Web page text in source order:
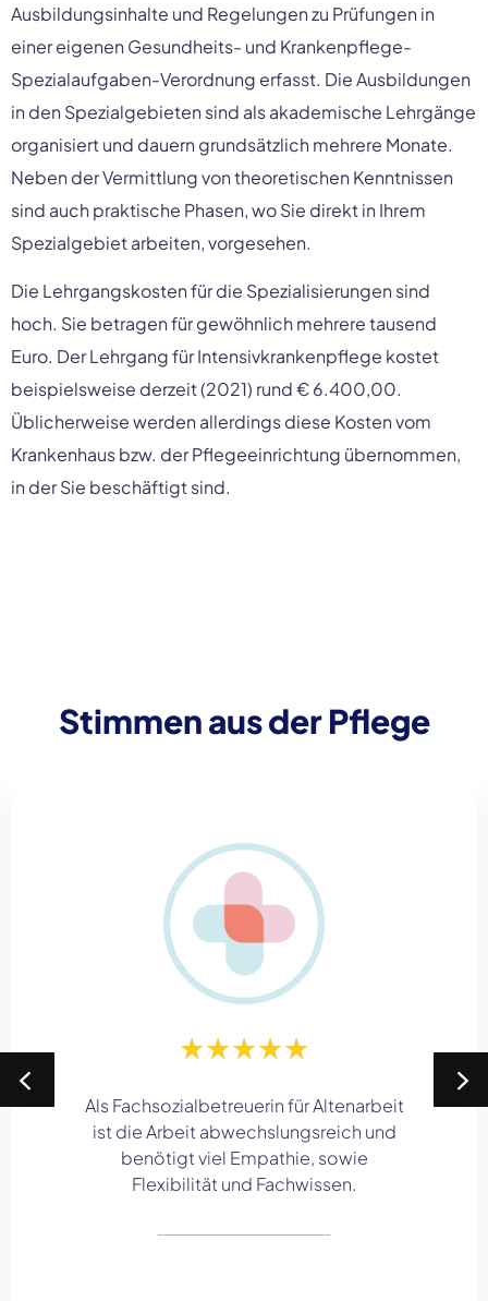
Ausbildungsinhalte und Regelungen zu Prüfungen in
einer eigenen Gesundheits- und Krankenpflege-
Spezialaufgaben-Verordnung erfasst. Die Ausbildungen
in den Spezialgebieten sind als akademische Lehrgänge
organisiert und dauern grundsätzlich mehrere Monate.
Neben der Vermittlung von theoretischen Kenntnissen
sind auch praktische Phasen, wo Sie direkt in Ihrem
Spezialgebiet arbeiten, vorgesehen.
Die Lehrgangskosten für die Spezialisierungen sind
hoch. Sie betragen für gewöhnlich mehrere tausend
Euro. Der Lehrgang für Intensivkrankenpflege kostet
beispielsweise derzeit (2021) rund € 6.400,00.
Üblicherweise werden allerdings diese Kosten vom
Krankenhaus bzw. der Pflegeeinrichtung übernommen,
in der Sie beschäftigt sind.
Stimmen aus der Pflege
★★★★★
Als Fachsozialbetreuerin für Altenarbeit
ist die Arbeit abwechslungsreich und
benötigt viel Empathie, sowie
Flexibilität und Fachwissen.